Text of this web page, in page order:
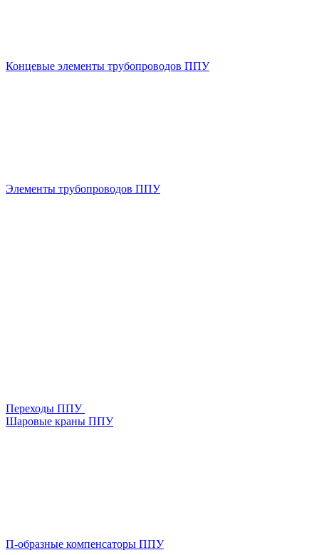
Концевые элементы трубопроводов ППУ
Элементы трубопроводов ППУ
Переходы ППУ
Шаровые краны ППУ
П-образные компенсаторы ППУ